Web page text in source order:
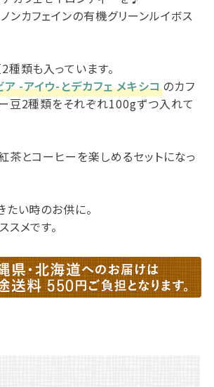
ンカフェインの有機グリーンルイボス
類も入っています。
ア -アイウ-とデカフェ メキシコのカフ
豆2種類をそれぞれ100gずつ入れて
茶とコーヒーを楽しめるセットになっ
たい時のお供に。
スメです。